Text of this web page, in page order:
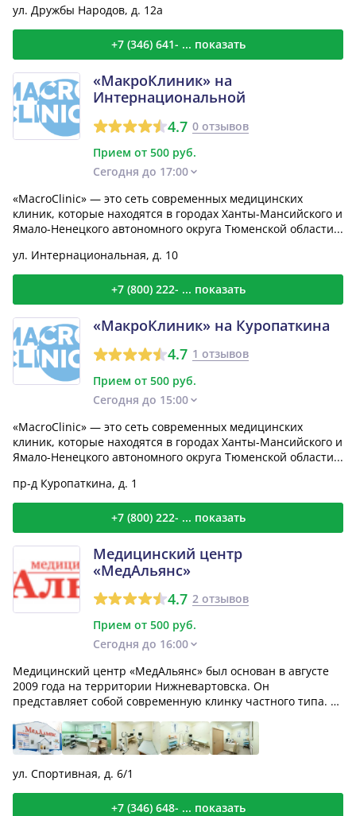
ул. Дружбы Народов, д. 12а
+7 (346) 641- ... показать
«МакроКлиник» на
Интернациональной
4.7 0 отзывов
Прием от 500 руб.
Сегодня до 17:00
«MacroClinic» — это сеть современных медицинских
клиник, которые находятся в городах Ханты-Мансийского и
Ямало-Ненецкого автономного округа Тюменской области...
ул. Интернациональная, д. 10
+7 (800) 222- ... показать
«МакроКлиник» на Куропаткина
4.7 1 отзывов
Прием от 500 руб.
Сегодня до 15:00
«MacroClinic» — это сеть современных медицинских
клиник, которые находятся в городах Ханты-Мансийского и
Ямало-Ненецкого автономного округа Тюменской области...
пр-д Куропаткина, д. 1
+7 (800) 222- ... показать
Медицинский центр
«МедАльянс»
4.7 2 отзывов
Прием от 500 руб.
Сегодня до 16:00
Медицинский центр «МедАльянс» был основан в августе
2009 года на территории Нижневартовска. Он
представляет собой современную клинку частного типа. Ее
ул. Спортивная, д. 6/1
+7 (346) 648- ... показать